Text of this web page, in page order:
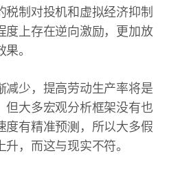
税制对投机和虚拟经济抑制
度上存在逆向激励，更加放
。
减少，提高劳动生产率将是
但大多宏观分析框架没有也
度有精准预测，所以大多假
，而这与现实不符。